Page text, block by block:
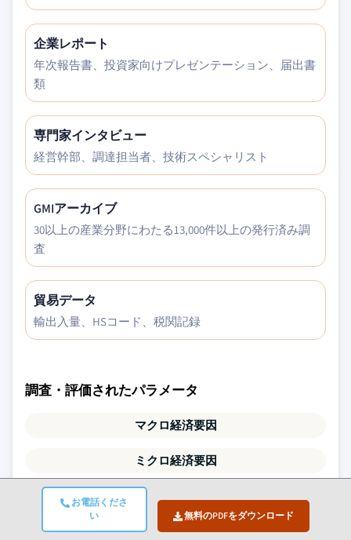
お電話くださ
い
無料のPDFをダウンロード
企業レポート
年次報告書、投資家向けプレゼンテーション、届出書
類
専門家インタビュー
経営幹部、調達担当者、技術スペシャリスト
GMIアーカイブ
30以上の産業分野にわたる13,000件以上の発行済み調
査
貿易データ
輸出入量、HSコード、税関記録
調査・評価されたパラメータ
マクロ経済要因
ミクロ経済要因
技術・イノベーション
規制・政治環境